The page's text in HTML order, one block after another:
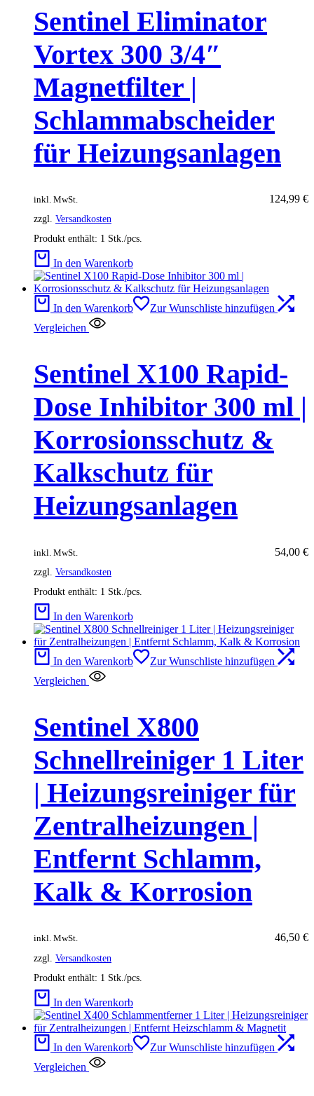
Sentinel Eliminator
Vortex 300 3/4″
Magnetfilter |
Schlammabscheider
für Heizungsanlagen
124,99 €
inkl. MwSt.
zzgl. Versandkosten
Produkt enthält: 1 Stk./pcs.
In den Warenkorb
In den Warenkorb
Zur Wunschliste hinzufügen
Vergleichen
Sentinel X100 Rapid-
Dose Inhibitor 300 ml |
Korrosionsschutz &
Kalkschutz für
Heizungsanlagen
54,00 €
inkl. MwSt.
zzgl. Versandkosten
Produkt enthält: 1 Stk./pcs.
In den Warenkorb
In den Warenkorb
Zur Wunschliste hinzufügen
Vergleichen
Sentinel X800
Schnellreiniger 1 Liter
| Heizungsreiniger für
Zentralheizungen |
Entfernt Schlamm,
Kalk & Korrosion
46,50 €
inkl. MwSt.
zzgl. Versandkosten
Produkt enthält: 1 Stk./pcs.
In den Warenkorb
In den Warenkorb
Zur Wunschliste hinzufügen
Vergleichen